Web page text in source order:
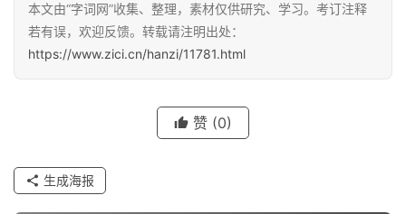
词
本文由“字词网”收集、整理，素材仅供研究、学习。考订注释
若有误，欢迎反馈。转载请注明出处：
https://www.zici.cn/hanzi/11781.html
赞 (0)
生成海报